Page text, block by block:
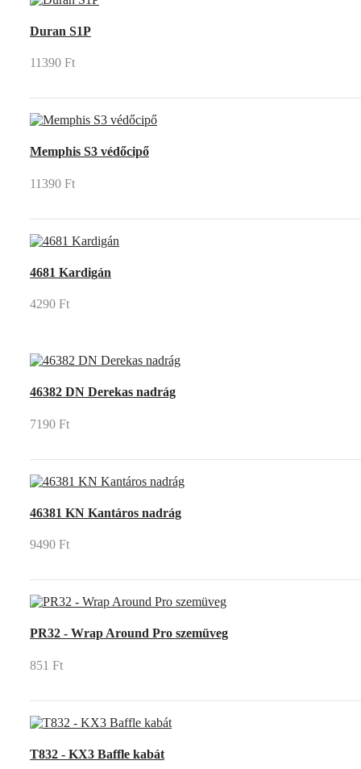
Duran S1P
11390 Ft
Memphis S3 védőcipő
11390 Ft
4681 Kardigán
4290 Ft
46382 DN Derekas nadrág
7190 Ft
46381 KN Kantáros nadrág
9490 Ft
PR32 - Wrap Around Pro szemüveg
851 Ft
T832 - KX3 Baffle kabát